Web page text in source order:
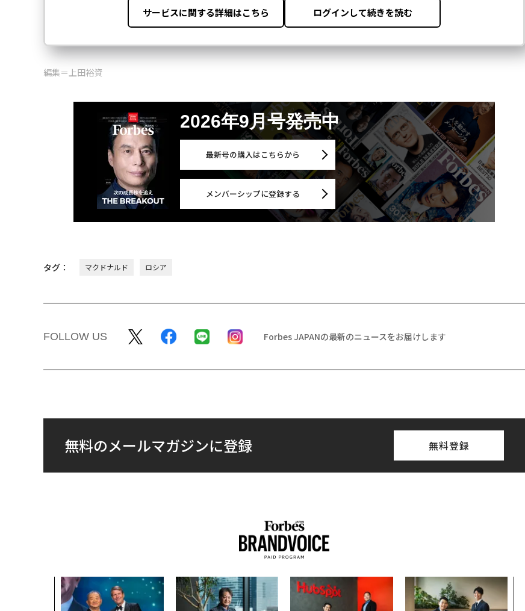
編集＝上田裕資
2026年9月号発売中
最新号の購入はこちらから
メンバーシップに登録する
タグ： マクドナルド ロシア
FOLLOW US Forbes JAPANの最新のニュースをお届けします
無料のメールマガジンに登録 無料登録